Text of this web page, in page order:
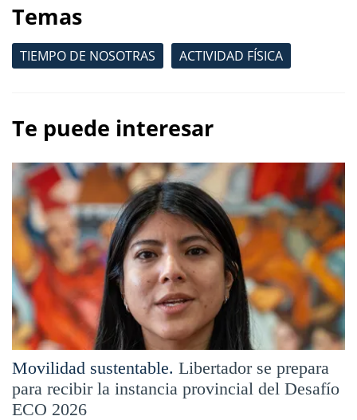
Temas
TIEMPO DE NOSOTRAS ACTIVIDAD FÍSICA
Te puede interesar
Movilidad sustentable. Libertador se prepara
para recibir la instancia provincial del Desafío
ECO 2026